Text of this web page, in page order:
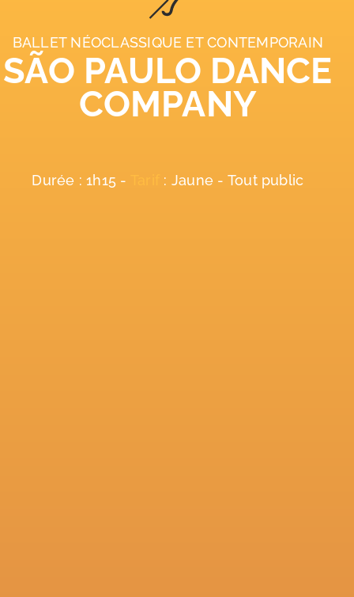
BALLET NÉOCLASSIQUE ET CONTEMPORAIN
SÃO PAULO DANCE
COMPANY
Durée : 1h15 - : Jaune - Tout public